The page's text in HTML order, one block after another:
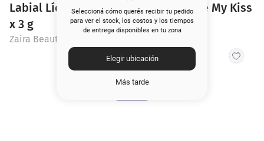
Seleccioná cómo querés recibir tu pedido
para ver el stock, los costos y los tiempos
de entrega disponibles en tu zona
Elegir ubicación
Más tarde
Labial Líquido Matte Zaira Beauty Be My Kiss
x 3 g
Zaira Beauty
5 corrector
6. rubor